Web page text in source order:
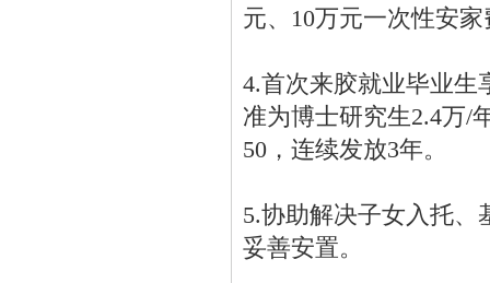
元、10万元一次性安家
4.首次来胶就业毕业生
准为博士研究生2.4万/
50，连续发放3年。
5.协助解决子女入托
妥善安置。